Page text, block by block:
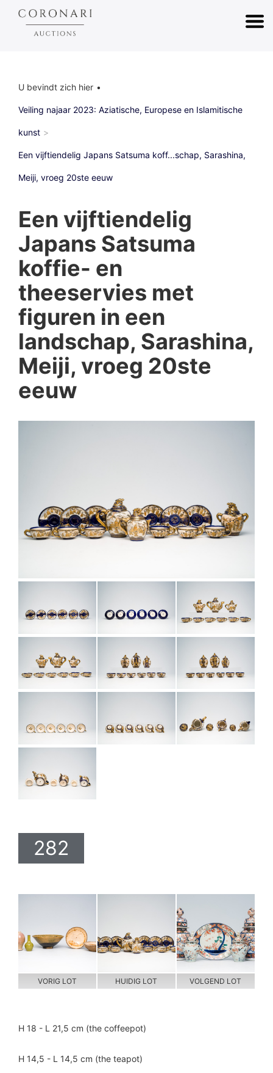
U bevindt zich hier
Veiling najaar 2023: Aziatische, Europese en Islamitische
kunst
Een vijftiendelig Japans Satsuma koff...schap, Sarashina,
Meiji, vroeg 20ste eeuw
Een vijftiendelig
Japans Satsuma
koffie- en
theeservies met
figuren in een
landschap, Sarashina,
Meiji, vroeg 20ste
eeuw
282
VORIG LOT HUIDIG LOT VOLGEND LOT
H 18 - L 21,5 cm (the coffeepot)
H 14,5 - L 14,5 cm (the teapot)